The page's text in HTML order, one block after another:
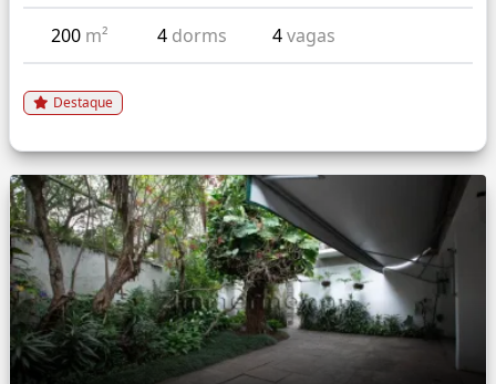
200 m² 4 dorms 4vagas
Destaque